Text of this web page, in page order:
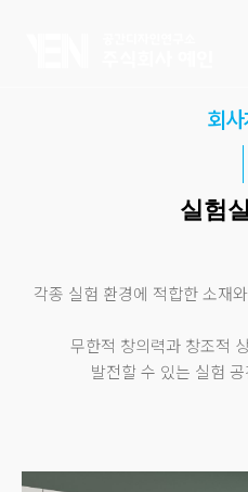
회
실험
각종 실험 환경에 적합한 소재
무한적 창의력과 창조적
발전할 수 있는 실험